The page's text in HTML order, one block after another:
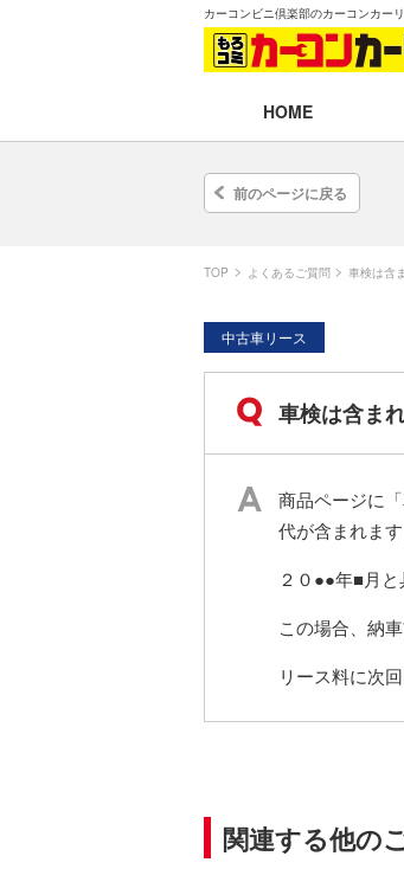
カーコンビニ倶楽部のカーコンカー
HOME
前のページに戻る
TOP よくあるご質問 車検は含
中古車リース
車検は含ま
商品ページに
代が含まれます
２０●●年■月
この場合、納
リース料に次
関連する他の